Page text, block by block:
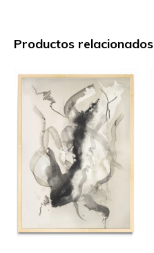
Productos relacionados